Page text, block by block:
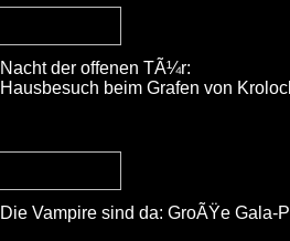
Nacht der offenen TÃ¼r:
Hausbesuch beim Grafen von
Die Vampire sind da: GroÃŸe Gala-